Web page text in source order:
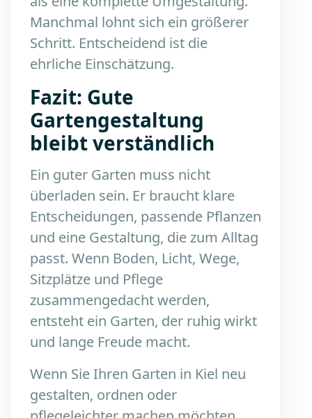
Manchmal lohnt sich ein größerer
Schritt. Entscheidend ist die
ehrliche Einschätzung.
Fazit: Gute
Gartengestaltung
bleibt verständlich
Ein guter Garten muss nicht
überladen sein. Er braucht klare
Entscheidungen, passende Pflanzen
und eine Gestaltung, die zum Alltag
passt. Wenn Boden, Licht, Wege,
Sitzplätze und Pflege
zusammengedacht werden,
entsteht ein Garten, der ruhig wirkt
und lange Freude macht.
Wenn Sie Ihren Garten in Kiel neu
gestalten, ordnen oder